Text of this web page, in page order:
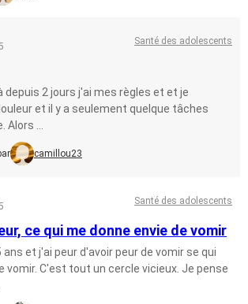
Santé des adolescents
depuis 2 jours j'ai mes règles et et je
et il y a seulement quelque tâches
...
camillou23
Santé des adolescents
ce qui me donne envie de vomir
ans et j'ai peur d'avoir peur de vomir se qui
vomir. C'est tout un cercle vicieux. Je pense